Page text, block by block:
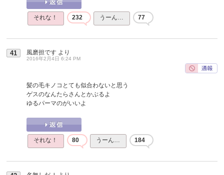
それな！ 232 うーん… 77
41 風磨担です より
2016年2月4日 6:24 PM
髪の毛キノコとても似合わないと思う
ゲスのなんたらさんとかぶるよ
ゆるパーマのがいいよ
それな！ 80 うーん… 184